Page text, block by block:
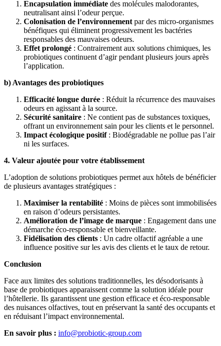
Encapsulation immédiate des molécules malodorantes,
neutralisant ainsi l’odeur perçue.
Colonisation de l’environnement par des micro-organismes
bénéfiques qui éliminent progressivement les bactéries
responsables des mauvaises odeurs.
Effet prolongé : Contrairement aux solutions chimiques, les
probiotiques continuent d’agir pendant plusieurs jours après
l’application.
b) Avantages des probiotiques
Efficacité longue durée : Réduit la récurrence des mauvaises
odeurs en agissant à la source.
Sécurité sanitaire : Ne contient pas de substances toxiques,
offrant un environnement sain pour les clients et le personnel.
Impact écologique positif : Biodégradable ne pollue pas l’air
ni les surfaces.
4. Valeur ajoutée pour votre établissement
L’adoption de solutions probiotiques permet aux hôtels de bénéficier
de plusieurs avantages stratégiques :
Maximiser la rentabilité : Moins de pièces sont immobilisées
en raison d’odeurs persistantes.
Amélioration de l’image de marque : Engagement dans une
démarche éco-responsable et bienveillante.
Fidélisation des clients : Un cadre olfactif agréable a une
influence positive sur les avis des clients et le taux de retour.
Conclusion
Face aux limites des solutions traditionnelles, les désodorisants à
base de probiotiques apparaissent comme la solution idéale pour
l’hôtellerie. Ils garantissent une gestion efficace et éco-responsable
des nuisances olfactives, tout en préservant la santé des occupants et
en réduisant l’impact environnemental.
En savoir plus : info@probiotic-group.com